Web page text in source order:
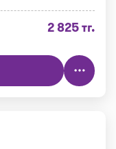
2 825 тг.